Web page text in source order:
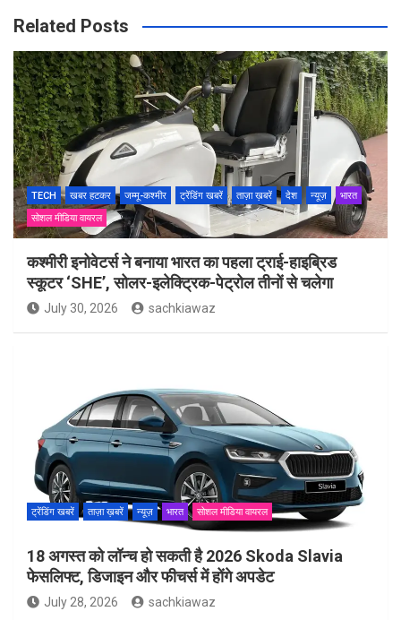
Related Posts
TECH खबर हटकर जम्मू-कश्मीर ट्रेंडिंग खबरें ताज़ा ख़बरें देश न्यूज़
भारत
सोशल मीडिया वायरल
कश्मीरी इनोवेटर्स ने बनाया भारत का पहला ट्राई-हाइब्रिड
स्कूटर ‘SHE’, सोलर-इलेक्ट्रिक-पेट्रोल तीनों से चलेगा
July 30, 2026 sachkiawaz
ट्रेंडिंग खबरें ताज़ा ख़बरें न्यूज़ भारत सोशल मीडिया वायरल
18 अगस्त को लॉन्च हो सकती है 2026 Skoda Slavia
फेसलिफ्ट, डिजाइन और फीचर्स में होंगे अपडेट
July 28, 2026 sachkiawaz